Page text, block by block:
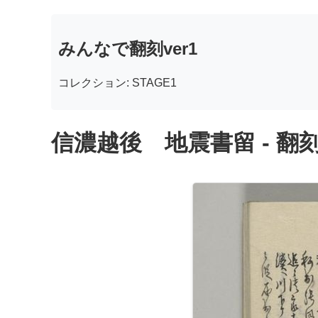
みんなで翻刻ver1
コレクション: STAGE1
信濃越後 地震書留 - 翻